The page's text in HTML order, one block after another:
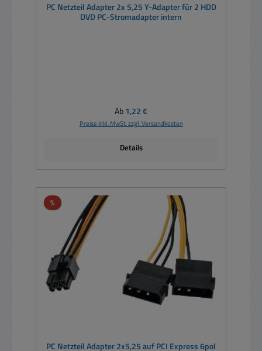
PC Netzteil Adapter 2x 5,25 Y-Adapter für 2 HDD
DVD PC-Stromadapter intern
Regulärer Preis:
Ab1,22 €
Preise inkl. MwSt. zzgl. Versandkosten
Details
%Rabatt
PC Netzteil Adapter 2x5,25 auf PCI Express 6pol